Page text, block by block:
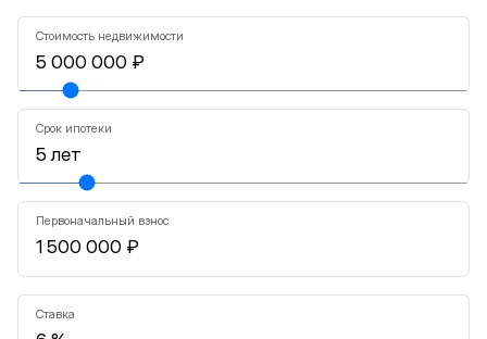
Стоимость недвижимости
Срок ипотеки
Первоначальный взнос
Ставка